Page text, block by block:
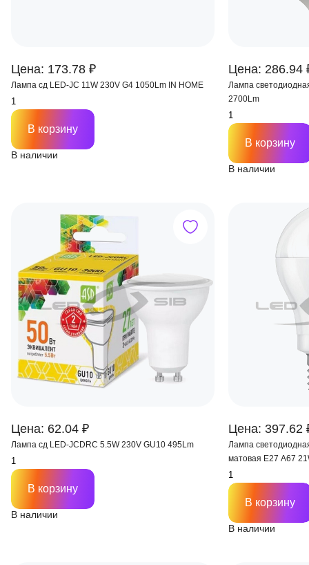
Цена: 173.78 ₽
Лампа сд LED-JC 11W 230V G4 1050Lm IN HOME
В наличии
В корзину
Цена: 286.94
Лампа
2700Lm
В наличии
В корзину
Цена: 62.04 ₽
Лампа сд LED-JCDRС 5.5W 230V GU10 495Lm
В наличии
В корзину
Цена: 397.62
Лампа
матовая Е27 А67
В наличии
В корзину